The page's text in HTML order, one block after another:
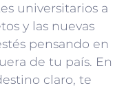
universitarios a
y las nuevas
pensando en
de tu país. En
claro, te